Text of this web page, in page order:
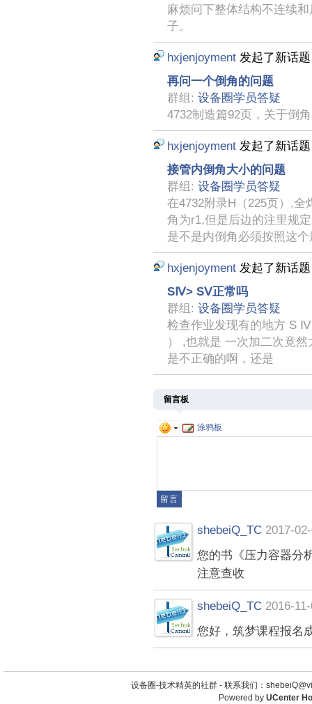
麻烦问下整体结构不连续
子。
hxjenjoyment 发起了新话
再问一个倒角的问题
群组: 设备圈学员答疑
4732制造篇92页，关于倒
hxjenjoyment 发起了新话
接管内倒角大小的问题
群组: 设备圈学员答疑
在4732附录H（225页）,
角为r1,但是后边的注里规
是不是内倒角必须按照这
hxjenjoyment 发起了新话
SⅣ> SⅤ正常吗
群组: 设备圈学员答疑
检查作业发现有的地方 S
） ,也就是 一次加二次竟
是不正确的啊，还是
留言板
涂鸦板
shebeiQ_TC 2017-
您的书《压力容器分
注意查收
shebeiQ_TC 2016-
您好，筑梦课程报名
设备圈-技术精英的社群 - 联系我们：
Powered by UCenter